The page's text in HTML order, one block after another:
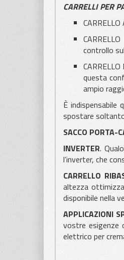
CARRELLI PER
controllo
questa
ampio
È
spostare
SACCO PORTA-
INVERTER.
l’inverter, che
CARRELLO
altezza
disponibile nella
APPLICAZIONI
vostre esigenze
elettrico per